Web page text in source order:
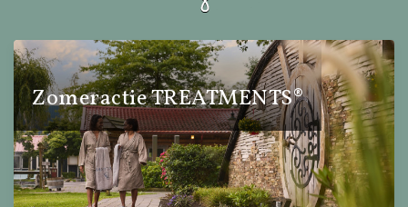
Zomeractie TREATMENTS®